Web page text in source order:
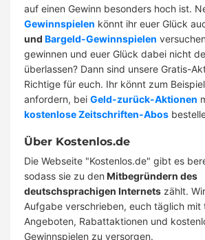
auf einen Gewinn besonders hoch ist.
Gewinnspielen könnt ihr euer Glück
und Bargeld-Gewinnspielen
gewinnen und euer Glück dabei nicht
überlassen? Dann sind unsere Gratis-
Richtige für euch. Ihr könnt zum
anfordern, bei Geld-zurück-Aktionen
kostenlose Zeitschriften-Abos
Über Kostenlos.de
Die Webseite "Kostenlos.de" gibt es
sodass sie zu den Mitbegründern des
deutschsprachigen Internets zählt.
Aufgabe verschrieben, euch täglich mit
Angeboten, Rabattaktionen und
Gewinnspielen zu versorgen.